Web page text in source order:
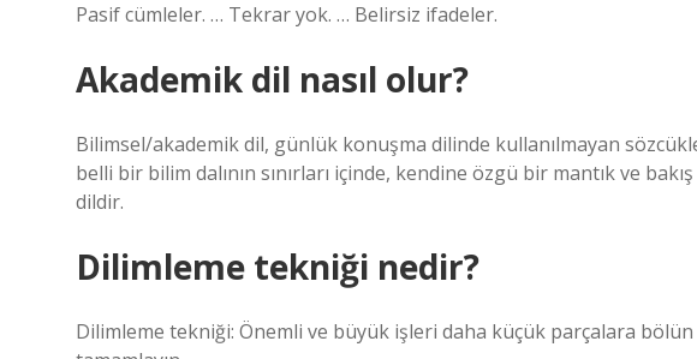
Pasif cümleler. … Tekrar yok. … Belirsiz ifadeler.
Akademik dil nasıl olur?
Bilimsel/akademik dil, günlük konuşma dilinde kullanılmayan
belli bir bilim dalının sınırları içinde, kendine özgü bir mantık ve
dildir.
Dilimleme tekniği nedir?
Dilimleme tekniği: Önemli ve büyük işleri daha küçük parçalara bölün